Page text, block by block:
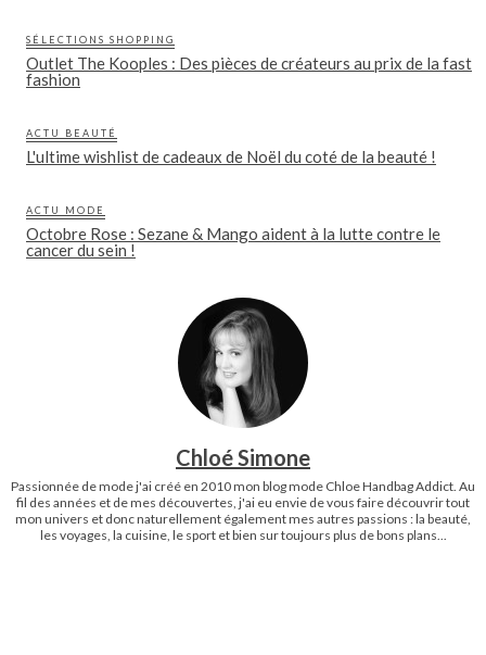
SÉLECTIONS SHOPPING
Outlet The Kooples : Des pièces de créateurs au prix de la fast
fashion
ACTU BEAUTÉ
L'ultime wishlist de cadeaux de Noël du coté de la beauté !
ACTU MODE
Octobre Rose : Sezane & Mango aident à la lutte contre le
cancer du sein !
Chloé Simone
Passionnée de mode j'ai créé en 2010 mon blog mode Chloe Handbag Addict. Au
fil des années et de mes découvertes, j'ai eu envie de vous faire découvrir tout
mon univers et donc naturellement également mes autres passions : la beauté,
les voyages, la cuisine, le sport et bien sur toujours plus de bons plans...